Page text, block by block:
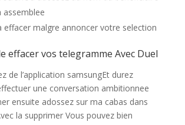
assemblee
effacer malgre annoncer votre selection
effacer vos telegramme Avec Duel
de l’application samsungEt durez
une conversation ambitionnee
ensuite adossez sur ma cabas dans
la supprimer Vous pouvez bien